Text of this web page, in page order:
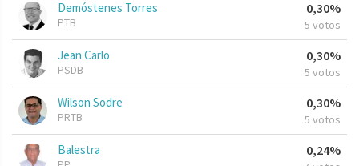
Demóstenes Torres
PTB
0,30%
5 votos
Jean Carlo
PSDB
0,30%
5 votos
Wilson Sodre
PRTB
0,30%
5 votos
Balestra 0,24%